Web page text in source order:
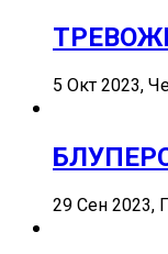
5 Окт 2023,
29 Сен 2023,